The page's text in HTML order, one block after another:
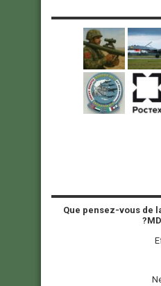
Que pensez-vous de